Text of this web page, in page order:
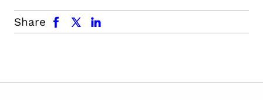
Share
facebook x.com linkedin